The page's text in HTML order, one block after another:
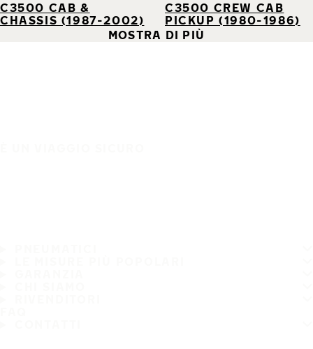
C3500 CAB &
CHASSIS (1987-2002)
C3500 CREW CAB
PICKUP (1980-1986)
MOSTRA DI PIÙ